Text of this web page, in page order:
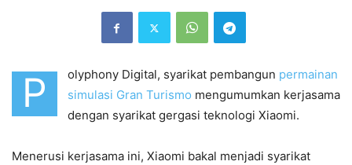
P olyphony Digital, syarikat pembangun permainan
simulasi Gran Turismo mengumumkan kerjasama
dengan syarikat gergasi teknologi Xiaomi.
Menerusi kerjasama ini, Xiaomi bakal menjadi syarikat